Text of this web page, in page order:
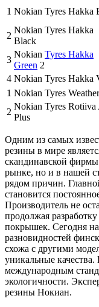
1 Nokian Tyres Hakka
2
Nokian Tyres Hakka
Black
3
Nokian Tyres Hakka
Green 2
4 Nokian Tyres Hakka
1 Nokian Tyres
2
Nokian Tyres Rotiiva
Plus
Одним из самых
резины в мире
скандинавской фирмы
рынке, но и в нашей
рядом причин.
становится
Производитель не
продолжая
покрышек. Сегодня на
разновидностей
схожа с другими
уникальные качества.
международным
экологичности.
резины Нокиан.